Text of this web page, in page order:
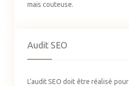
mais couteuse.
Audit SEO
L’audit SEO doit être réalisé pour